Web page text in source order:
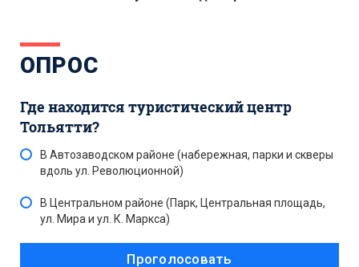
ОПРОС
Где находится туристический центр
Тольятти?
В Автозаводском районе (набережная, парки и скверы
вдоль ул. Революционной)
В Центральном районе (Парк, Центральная площадь,
ул. Мира и ул. К. Маркса)